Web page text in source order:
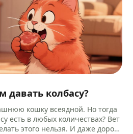
колбасу?
кошку всеядной. Но тогда
есть в любых количествах? Вет
этого нельзя. И даже дороги